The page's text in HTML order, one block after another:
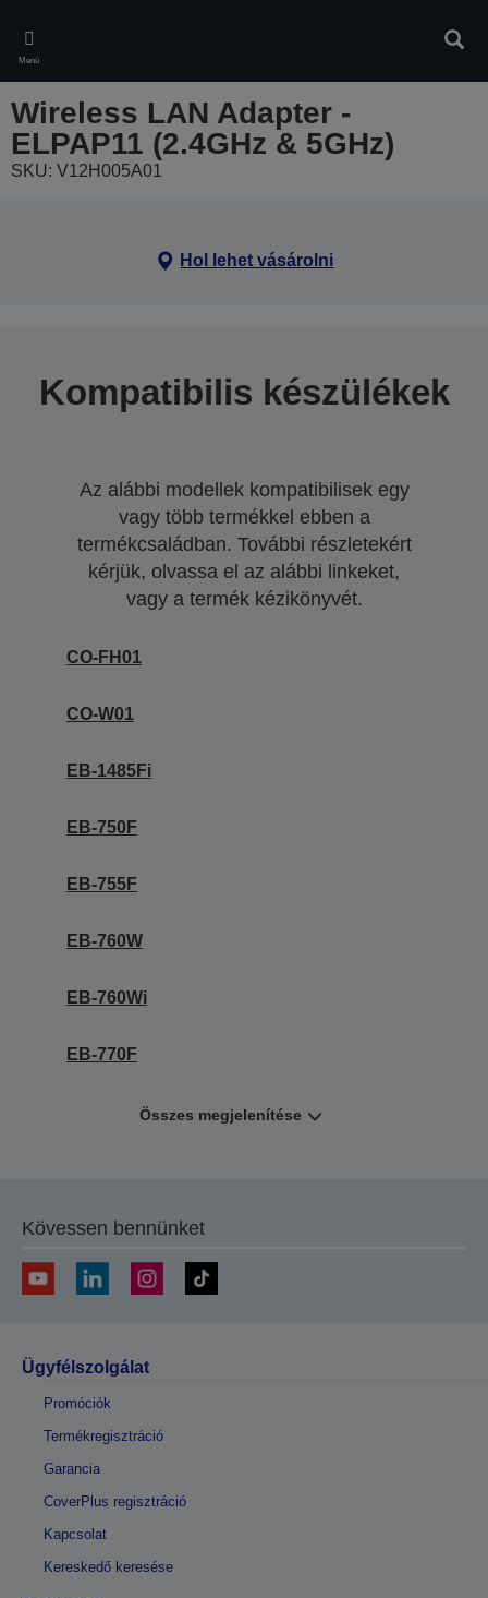
main
content
Menü
Wireless LAN Adapter -
ELPAP11 (2.4GHz & 5GHz)
SKU: V12H005A01
Hol lehet vásárolni
Kompatibilis készülékek
Az alábbi modellek kompatibilisek egy
vagy több termékkel ebben a
termékcsaládban. További részletekért
kérjük, olvassa el az alábbi linkeket,
vagy a termék kézikönyvét.
CO-FH01
CO-W01
EB-1485Fi
EB-750F
EB-755F
EB-760W
EB-760Wi
EB-770F
Összes megjelenítése
Kövessen bennünket
Ügyfélszolgálat
Promóciók
Termékregisztráció
Garancia
CoverPlus regisztráció
Kapcsolat
Kereskedő keresése